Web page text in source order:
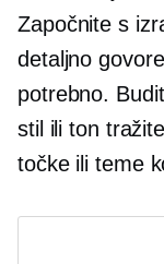
Započnite s
detaljno
potrebno.
stil ili ton
točke ili teme